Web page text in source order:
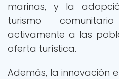
marinas, y la
turismo
activamente a las
oferta turística.
Además, la innovación